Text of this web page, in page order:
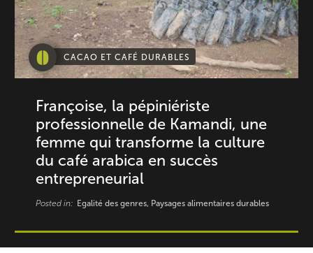
CACAO ET CAFÉ DURABLES
Françoise, la pépiniériste
professionnelle de Kamandi, une
femme qui transforme la culture
du café arabica en succès
entrepreneurial
Posted in: Egalité des genres, Paysages alimentaires durables